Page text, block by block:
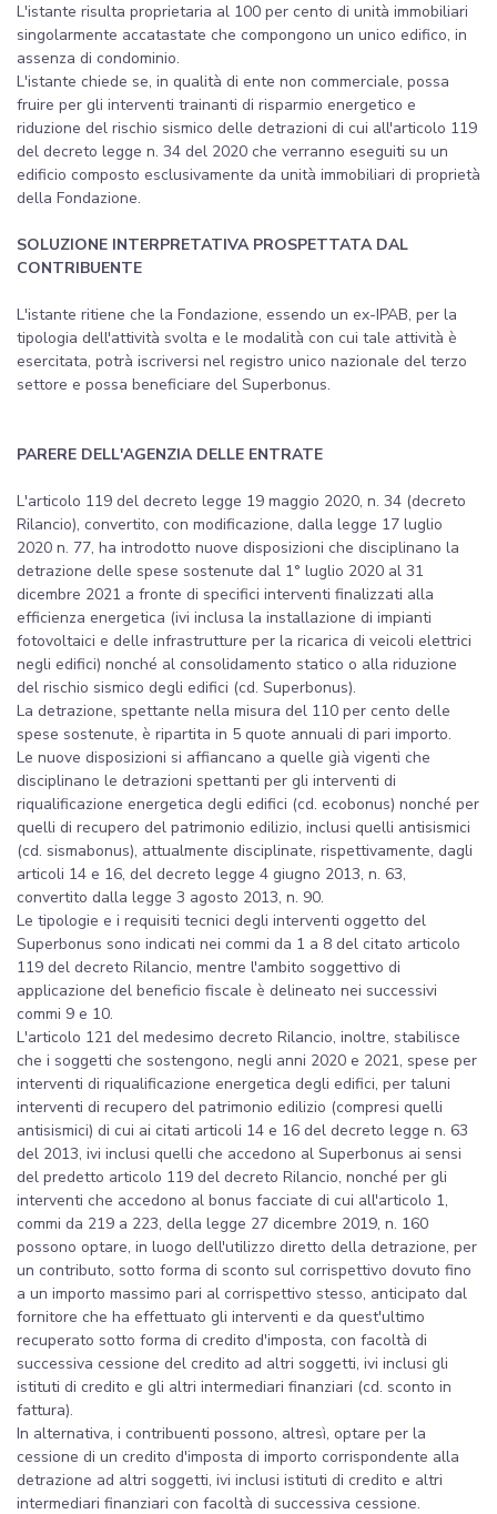
L'istante risulta proprietaria al 100 per cento di unità immobiliari
singolarmente accatastate che compongono un unico edifico, in
assenza di condominio.
L'istante chiede se, in qualità di ente non commerciale, possa
fruire per gli interventi trainanti di risparmio energetico e
riduzione del rischio sismico delle detrazioni di cui all'articolo 119
del decreto legge n. 34 del 2020 che verranno eseguiti su un
edificio composto esclusivamente da unità immobiliari di proprietà
della Fondazione.
SOLUZIONE INTERPRETATIVA PROSPETTATA DAL
CONTRIBUENTE
L'istante ritiene che la Fondazione, essendo un ex-IPAB, per la
tipologia dell'attività svolta e le modalità con cui tale attività è
esercitata, potrà iscriversi nel registro unico nazionale del terzo
settore e possa beneficiare del Superbonus.
PARERE DELL'AGENZIA DELLE ENTRATE
L'articolo 119 del decreto legge 19 maggio 2020, n. 34 (decreto
Rilancio), convertito, con modificazione, dalla legge 17 luglio
2020 n. 77, ha introdotto nuove disposizioni che disciplinano la
detrazione delle spese sostenute dal 1° luglio 2020 al 31
dicembre 2021 a fronte di specifici interventi finalizzati alla
efficienza energetica (ivi inclusa la installazione di impianti
fotovoltaici e delle infrastrutture per la ricarica di veicoli elettrici
negli edifici) nonché al consolidamento statico o alla riduzione
del rischio sismico degli edifici (cd. Superbonus).
La detrazione, spettante nella misura del 110 per cento delle
spese sostenute, è ripartita in 5 quote annuali di pari importo.
Le nuove disposizioni si affiancano a quelle già vigenti che
disciplinano le detrazioni spettanti per gli interventi di
riqualificazione energetica degli edifici (cd. ecobonus) nonché per
quelli di recupero del patrimonio edilizio, inclusi quelli antisismici
(cd. sismabonus), attualmente disciplinate, rispettivamente, dagli
articoli 14 e 16, del decreto legge 4 giugno 2013, n. 63,
convertito dalla legge 3 agosto 2013, n. 90.
Le tipologie e i requisiti tecnici degli interventi oggetto del
Superbonus sono indicati nei commi da 1 a 8 del citato articolo
119 del decreto Rilancio, mentre l'ambito soggettivo di
applicazione del beneficio fiscale è delineato nei successivi
commi 9 e 10.
L'articolo 121 del medesimo decreto Rilancio, inoltre, stabilisce
che i soggetti che sostengono, negli anni 2020 e 2021, spese per
interventi di riqualificazione energetica degli edifici, per taluni
interventi di recupero del patrimonio edilizio (compresi quelli
antisismici) di cui ai citati articoli 14 e 16 del decreto legge n. 63
del 2013, ivi inclusi quelli che accedono al Superbonus ai sensi
del predetto articolo 119 del decreto Rilancio, nonché per gli
interventi che accedono al bonus facciate di cui all'articolo 1,
commi da 219 a 223, della legge 27 dicembre 2019, n. 160
possono optare, in luogo dell'utilizzo diretto della detrazione, per
un contributo, sotto forma di sconto sul corrispettivo dovuto fino
a un importo massimo pari al corrispettivo stesso, anticipato dal
fornitore che ha effettuato gli interventi e da quest'ultimo
recuperato sotto forma di credito d'imposta, con facoltà di
successiva cessione del credito ad altri soggetti, ivi inclusi gli
istituti di credito e gli altri intermediari finanziari (cd. sconto in
fattura).
In alternativa, i contribuenti possono, altresì, optare per la
cessione di un credito d'imposta di importo corrispondente alla
detrazione ad altri soggetti, ivi inclusi istituti di credito e altri
intermediari finanziari con facoltà di successiva cessione.